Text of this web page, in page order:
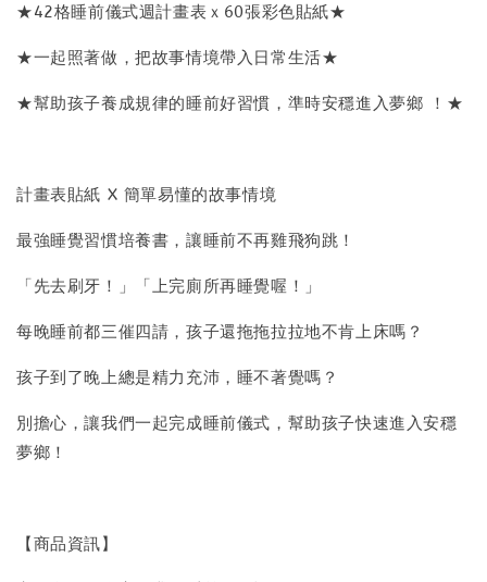
★42格睡前儀式週計畫表ｘ60張彩色貼紙★
★一起照著做，把故事情境帶入日常生活★
★幫助孩子養成規律的睡前好習慣，準時安穩進入夢鄉 ！★
計畫表貼紙 X 簡單易懂的故事情境
最強睡覺習慣培養書，讓睡前不再雞飛狗跳！
「先去刷牙！」「上完廁所再睡覺喔！」
每晚睡前都三催四請，孩子還拖拖拉拉地不肯上床嗎？
孩子到了晚上總是精力充沛，睡不著覺嗎？
別擔心，讓我們一起完成睡前儀式，幫助孩子快速進入安穩
夢鄉！
【商品資訊】